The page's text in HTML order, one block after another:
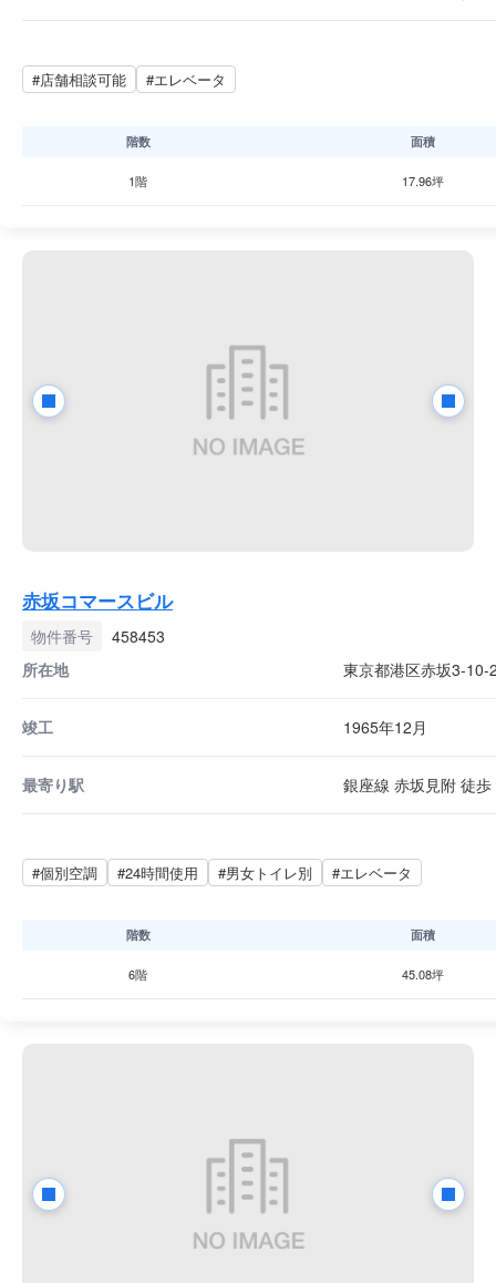
#店舗相談可能 #エレベータ
階数 面積
1階 17.96坪
赤坂コマースビル
物件番号
458453
所在地
東京都港区赤坂3-10-
竣工 1965年12月
最寄り駅 銀座線 赤坂見附 徒歩
#個別空調 #24時間使用 #男女トイレ別 #エレベータ
階数 面積
6階 45.08坪